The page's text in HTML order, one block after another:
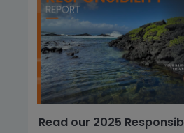
Read our 2025